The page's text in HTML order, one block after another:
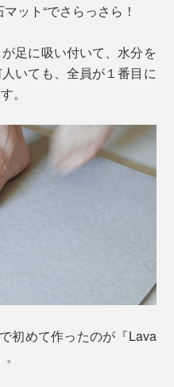
ット“でさらっさら！
足に吸い付いて、水分を
いても、全員が１番目に
。
初めて作ったのが『Lava